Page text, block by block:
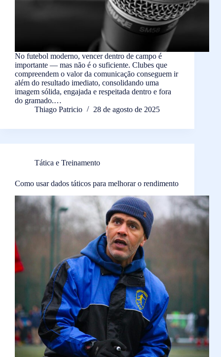
No futebol moderno, vencer dentro de campo é
importante — mas não é o suficiente. Clubes que
compreendem o valor da comunicação conseguem ir
além do resultado imediato, consolidando uma
imagem sólida, engajada e respeitada dentro e fora
do gramado.…
Thiago Patricio
28 de agosto de 2025
Tática e Treinamento
Como usar dados táticos para melhorar o rendimento